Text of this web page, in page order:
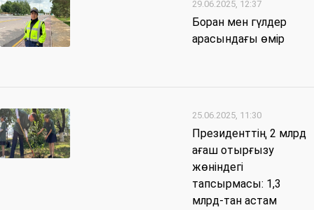
29.06.2025, 12:37
Боран мен гүлдер
арасындағы өмір
25.06.2025, 11:30
Президенттің 2 млрд
ағаш отырғызу
жөніндегі
тапсырмасы: 1,3
млрд-тан астам